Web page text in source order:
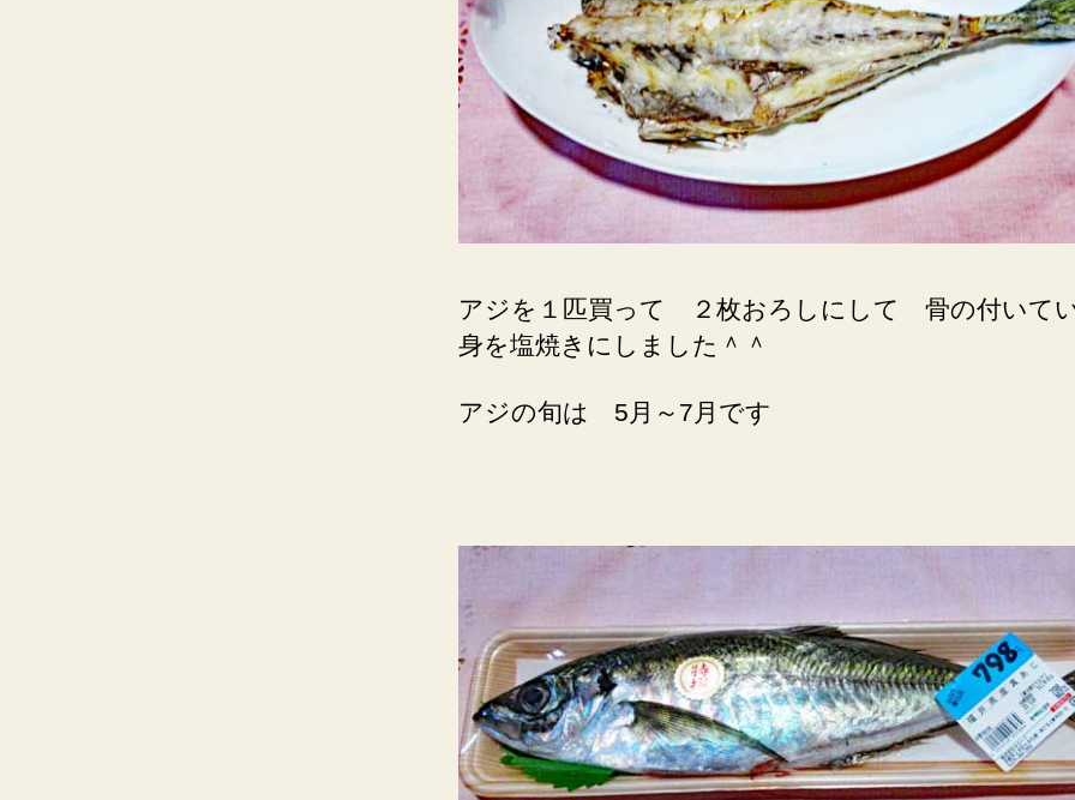
アジを１匹買って ２枚おろしにして 骨の付いて
身を塩焼きにしました＾＾
アジの旬は 5月～7月です